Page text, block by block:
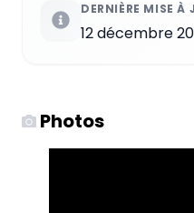
DERNIÈRE MISE À
12 décembre
Photos